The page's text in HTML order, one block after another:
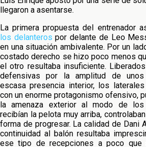
llegaron a asentarse.
La primera propuesta del entrenador
los delanteros por delante de Leo
en una situación ambivalente. Por un
costado derecho se hizo poco menos
el otro resultaba insuficiente.
defensivas por la amplitud de unos
escasa presencia interior, los
con un enorme protagonismo ofensivo,
la amenaza exterior al modo de los
recibían la pelota muy arriba,
forma de progresar. La calidad de Dani
continuidad al balón resultaba
ese tipo de recepciones a poco que